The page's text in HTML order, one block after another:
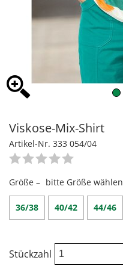
Viskose-Mix-Shirt
Artikel-Nr. 333 054/04
Größe – bitte Größe wählen
36/38 40/42 44/46
Stückzahl